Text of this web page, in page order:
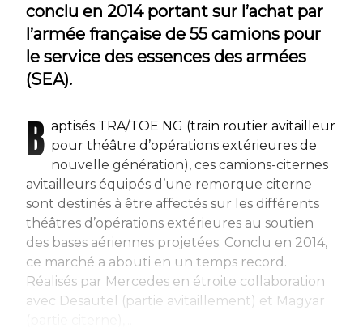
conclu en 2014 portant sur l’achat par
l’armée française de 55 camions pour
le service des essences des armées
(SEA).
B aptisés TRA/TOE NG (train routier avitailleur
pour théâtre d’opérations extérieures de
nouvelle génération), ces camions-citernes
avitailleurs équipés d’une remorque citerne
sont destinés à être affectés sur les différents
théâtres d’opérations extérieures au soutien
des bases aériennes projetées. Conclu en 2014,
ce marché a abouti en un temps record.
Réalisés par Mercedes en étroite collaboration
avec Desautel (partie avitaillement) et Magyar